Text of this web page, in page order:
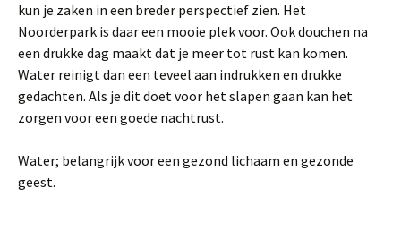
kun je zaken in een breder perspectief zien. Het
Noorderpark is daar een mooie plek voor. Ook douchen na
een drukke dag maakt dat je meer tot rust kan komen.
Water reinigt dan een teveel aan indrukken en drukke
gedachten. Als je dit doet voor het slapen gaan kan het
zorgen voor een goede nachtrust.
Water; belangrijk voor een gezond lichaam en gezonde
geest.